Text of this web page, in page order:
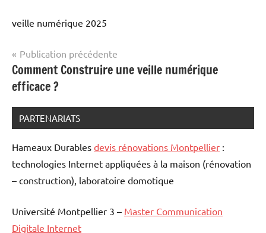
veille numérique 2025
Navigation
de
l’article
Publication précédente
Comment Construire une veille numérique
efficace ?
PARTENARIATS
Hameaux Durables devis rénovations Montpellier :
technologies Internet appliquées à la maison (rénovation
– construction), laboratoire domotique
Université Montpellier 3 – Master Communication
Digitale Internet